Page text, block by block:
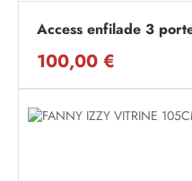
Access enfilade 3
100,00 €